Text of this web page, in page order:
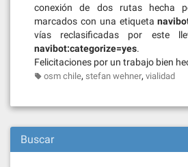
conexión de dos rutas hecha
marcados con una etiqueta
vías reclasificadas por este
navibot:categorize=yes.
Felicitaciones por un trabajo bien
osm chile, stefan wehner, vialidad
Buscar